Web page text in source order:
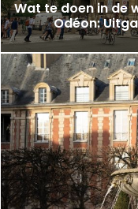
Wat te doen in de
Odéon: